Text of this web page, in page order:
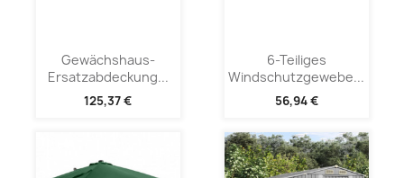
Gewächshaus-
Ersatzabdeckung...
125,37 €
6-Teiliges
Windschutzgewebe...
56,94 €